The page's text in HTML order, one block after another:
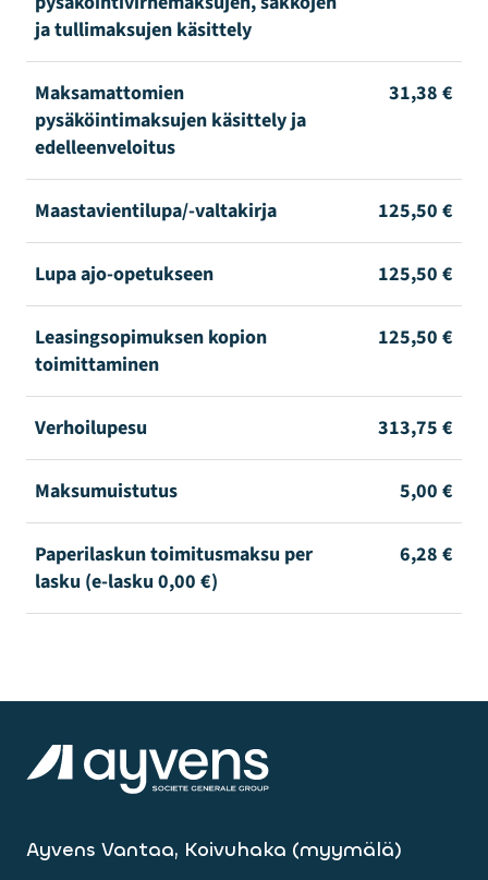
ja tullimaksujen käsittely
Maksamattomien
pysäköintimaksujen käsittely ja
edelleenveloitus
31,38 €
Maastavientilupa/-valtakirja 125,50 €
Lupa ajo-opetukseen 125,50 €
Leasingsopimuksen kopion
toimittaminen
125,50 €
Verhoilupesu 313,75 €
Maksumuistutus 5,00 €
Paperilaskun toimitusmaksu per
lasku (e-lasku 0,00 €)
6,28 €
Ayvens Vantaa, Koivuhaka (myymälä)